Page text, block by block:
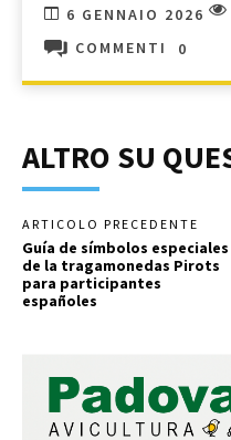
6 GENNAIO 2026
COMMENTI 0
ALTRO SU
ARTICOLO PRECEDENTE
Guía de símbolos especiales
de la tragamonedas Pirots
para participantes
españoles